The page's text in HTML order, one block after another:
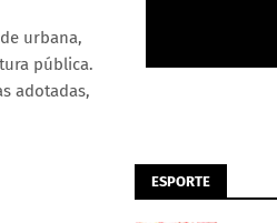
urbana,
pública.
adotadas,
ESPORTE